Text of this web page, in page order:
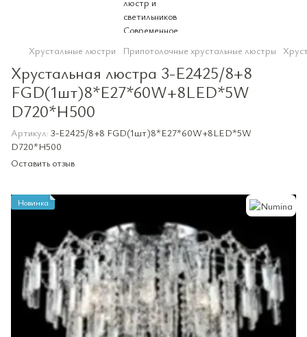
Хрустальные люстри Припотолочные хрустальные люстры
Хрустальная люстра 3-E2425/8+8
FGD(1шт)8*E27*60W+8LED*5W
D720*H500
Артикул: 3-E2425/8+8 FGD(1шт)8*E27*60W+8LED*5W
D720*H500
Оставить отзыв
Новинка